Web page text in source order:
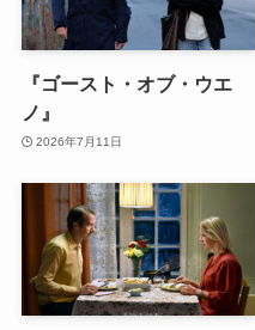
『ゴースト・オブ・ウエ
ノ』
2026年7月11日